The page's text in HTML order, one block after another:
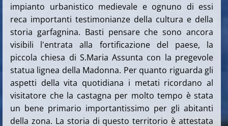
impianto urbanistico medievale e ognuno di essi
reca importanti testimonianze della cultura e della
storia garfagnina. Basti pensare che sono ancora
visibili l'entrata alla fortificazione del paese, la
piccola chiesa di S.Maria Assunta con la pregevole
statua lignea della Madonna. Per quanto riguarda gli
aspetti della vita quotidiana i metati ricordano al
visitatore che la castagna per molto tempo è stata
un bene primario importantissimo per gli abitanti
della zona. La storia di questo territorio è attestata